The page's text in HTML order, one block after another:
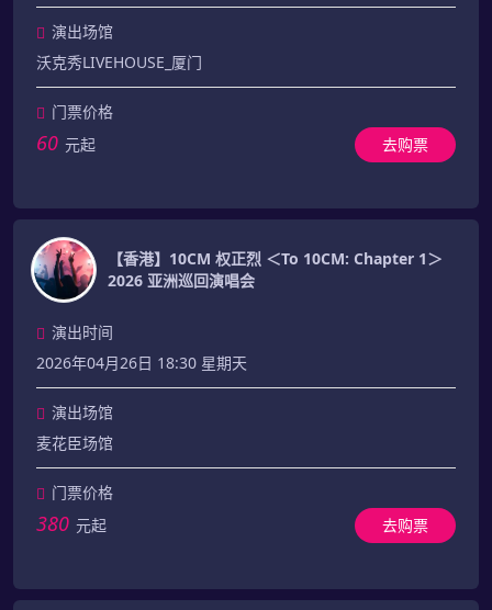
演出场馆
沃克秀LIVEHOUSE_厦门
门票价格
60 元起 去购票
【香港】10CM 权正烈 ＜To 10CM: Chapter 1＞
2026 亚洲巡回演唱会
演出时间
2026年04月26日 18:30 星期天
演出场馆
麦花臣场馆
门票价格
380 元起 去购票